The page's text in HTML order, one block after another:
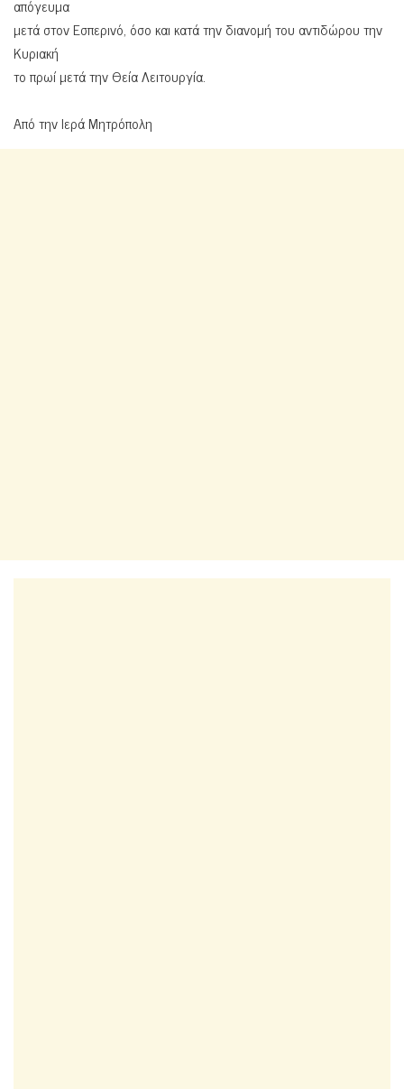
απόγευμα
μετά στον Εσπερινό, όσο και κατά την διανομή του αντιδώρου την
Κυριακή
το πρωί μετά την Θεία Λειτουργία.
Από την Ιερά Μητρόπολη